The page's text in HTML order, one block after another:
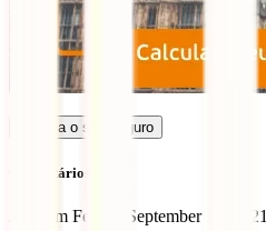
Calcula o seu seguro
Comentários (1)
Joaquim Ferreira
September 15, 2021